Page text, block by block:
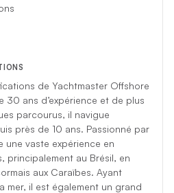
de Yachtmaster Offshore
30 ans d’expérience et de plus
parcourus, il navigue
près de 10 ans. Passionné par
une vaste expérience en
principalement au Brésil, en
aux Caraïbes. Ayant
mer, il est également un grand